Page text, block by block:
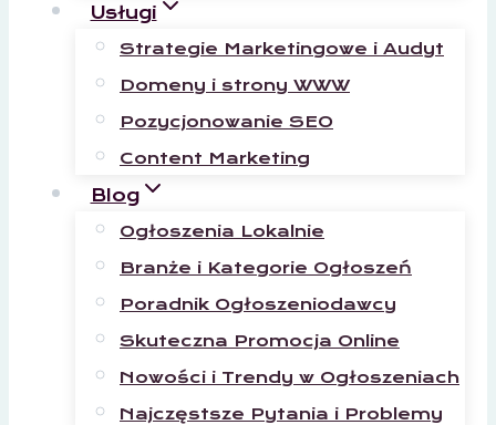
Usługi
Strategie Marketingowe i Audyt
Domeny i strony WWW
Pozycjonowanie SEO
Content Marketing
Blog
Ogłoszenia Lokalnie
Branże i Kategorie Ogłoszeń
Poradnik Ogłoszeniodawcy
Skuteczna Promocja Online
Nowości i Trendy w Ogłoszeniach
Najczęstsze Pytania i Problemy